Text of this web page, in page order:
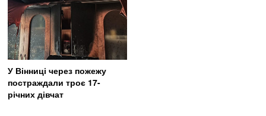
У Вінниці через пожежу
постраждали троє 17-
річних дівчат